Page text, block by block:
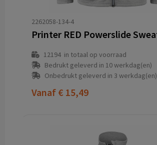
2262058-134-4
12194in totaal op voorraad
Bedrukt geleverd in 10 werkdag(en)
Onbedrukt geleverd in 3 werkdag(en)
Vanaf € 15,49